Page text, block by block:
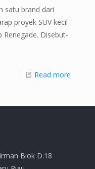
satu brand dari
proyek SUV kecil
Renegade. Disebut-
Read more
Blok D.18